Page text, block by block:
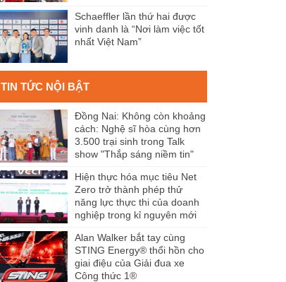
Schaeffler lần thứ hai được
vinh danh là “Nơi làm việc tốt
nhất Việt Nam”
TIN TỨC NỘI BẬT
Đồng Nai: Không còn khoảng
cách: Nghệ sĩ hòa cùng hơn
3.500 trại sinh trong Talk
show "Thắp sáng niềm tin"
Hiện thực hóa mục tiêu Net
Zero trở thành phép thử
năng lực thực thi của doanh
nghiệp trong kỉ nguyên mới
Alan Walker bắt tay cùng
STING Energy® thổi hồn cho
giai điệu của Giải đua xe
Công thức 1®